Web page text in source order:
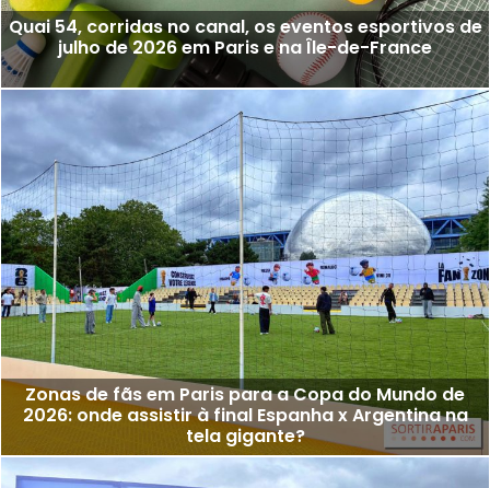
Quai 54, corridas no canal, os eventos esportivos de
julho de 2026 em Paris e na Île-de-France
Zonas de fãs em Paris para a Copa do Mundo de
2026: onde assistir à final Espanha x Argentina na
tela gigante?